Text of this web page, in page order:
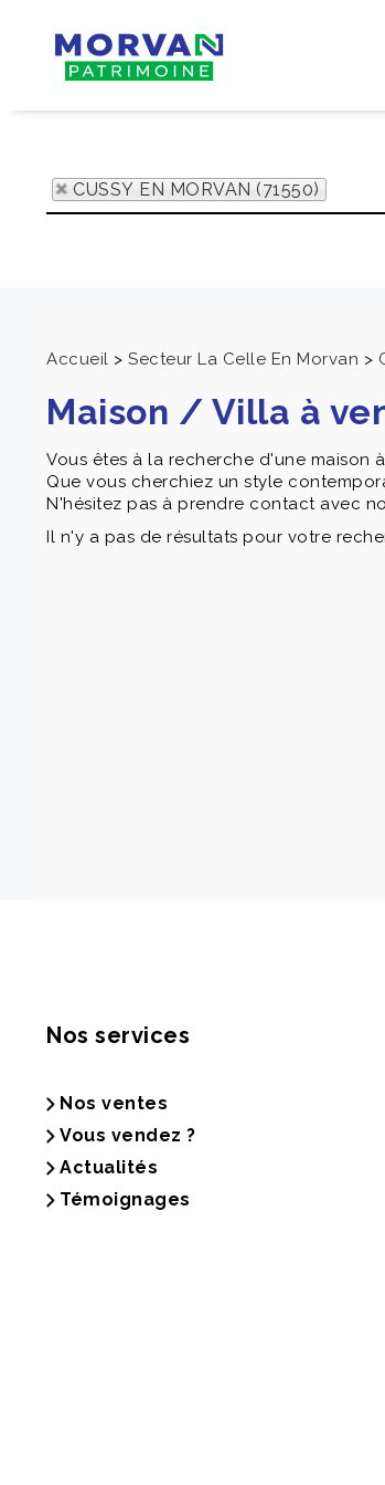
CUSSY EN MORVAN (71550)
Accueil > Secteur La Celle En Morvan >
Maison / Villa à
Vous êtes à la recherche d'une maison
Que vous cherchiez un style
N'hésitez pas à prendre contact avec
Il n'y a pas de résultats pour votre
Nos services
Nos ventes
Vous vendez ?
Actualités
Témoignages